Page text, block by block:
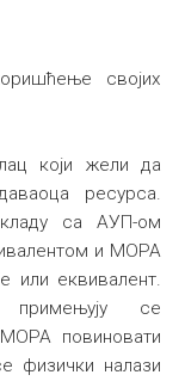
својих
који жели да
ресурса.
са АУП-ом
и МОРА
или еквивалент.
се
повиновати
физички налази